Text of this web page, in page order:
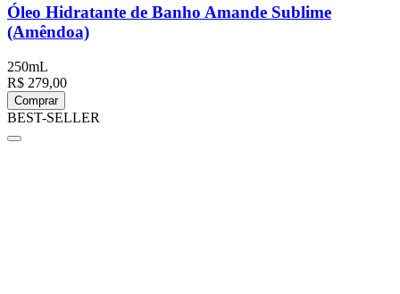
Óleo Hidratante de Banho Amande Sublime
(Amêndoa)
250mL
R$ 279,00
Comprar
BEST-SELLER